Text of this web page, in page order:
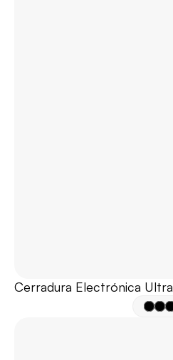
Cerradura Electrónica Ultra